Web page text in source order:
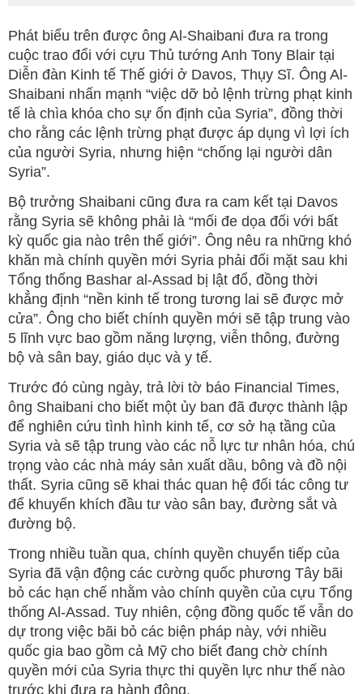
Phát biểu trên được ông Al-Shaibani đưa ra trong
cuộc trao đổi với cựu Thủ tướng Anh Tony Blair tại
Diễn đàn Kinh tế Thế giới ở Davos, Thụy Sĩ. Ông Al-
Shaibani nhấn mạnh “việc dỡ bỏ lệnh trừng phạt kinh
tế là chìa khóa cho sự ổn định của Syria”, đồng thời
cho rằng các lệnh trừng phạt được áp dụng vì lợi ích
của người Syria, nhưng hiện “chống lại người dân
Syria”.
Bộ trưởng Shaibani cũng đưa ra cam kết tại Davos
rằng Syria sẽ không phải là “mối đe dọa đối với bất
kỳ quốc gia nào trên thế giới”. Ông nêu ra những khó
khăn mà chính quyền mới Syria phải đối mặt sau khi
Tổng thống Bashar al-Assad bị lật đổ, đồng thời
khẳng định “nền kinh tế trong tương lai sẽ được mở
cửa”. Ông cho biết chính quyền mới sẽ tập trung vào
5 lĩnh vực bao gồm năng lượng, viễn thông, đường
bộ và sân bay, giáo dục và y tế.
Trước đó cùng ngày, trả lời tờ báo Financial Times,
ông Shaibani cho biết một ủy ban đã được thành lập
để nghiên cứu tình hình kinh tế, cơ sở hạ tầng của
Syria và sẽ tập trung vào các nỗ lực tư nhân hóa, chú
trọng vào các nhà máy sản xuất dầu, bông và đồ nội
thất. Syria cũng sẽ khai thác quan hệ đối tác công tư
để khuyến khích đầu tư vào sân bay, đường sắt và
đường bộ.
Trong nhiều tuần qua, chính quyền chuyển tiếp của
Syria đã vận động các cường quốc phương Tây bãi
bỏ các hạn chế nhằm vào chính quyền của cựu Tổng
thống Al-Assad. Tuy nhiên, cộng đồng quốc tế vẫn do
dự trong việc bãi bỏ các biện pháp này, với nhiều
quốc gia bao gồm cả Mỹ cho biết đang chờ chính
quyền mới của Syria thực thi quyền lực như thế nào
trước khi đưa ra hành động.